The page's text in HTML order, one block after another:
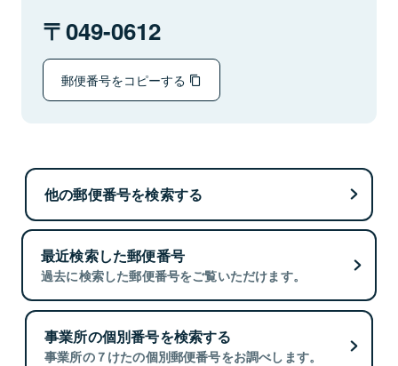
049-0612
郵便番号をコピーする
他の郵便番号を検索する
最近検索した郵便番号
過去に検索した郵便番号をご覧いただけます。
事業所の個別番号を検索する
事業所の７けたの個別郵便番号をお調べします。